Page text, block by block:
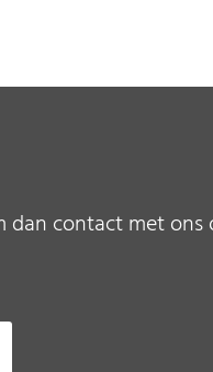
dan contact met ons